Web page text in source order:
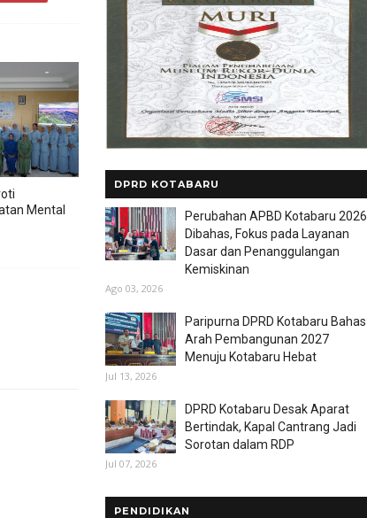
Mental
DPRD KOTABARU
Perubahan APBD Kotabaru 2026
Dibahas, Fokus pada Layanan
Dasar dan Penanggulangan
Kemiskinan
Ago 03, 2026
Paripurna DPRD Kotabaru Bahas
Arah Pembangunan 2027
Menuju Kotabaru Hebat
Jul 13, 2026
DPRD Kotabaru Desak Aparat
Bertindak, Kapal Cantrang Jadi
Sorotan dalam RDP
Jul 07, 2026
PENDIDIKAN